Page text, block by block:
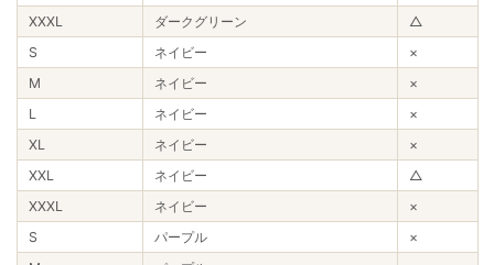
XXXL
ダークグリーン
△
S
ネイビー
×
M
ネイビー
×
L
ネイビー
×
XL
ネイビー
×
XXL
ネイビー
△
XXXL
ネイビー
×
S
パープル
×